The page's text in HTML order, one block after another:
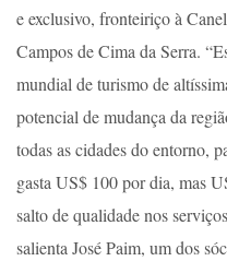
e exclusivo, fronteiriço à
Campos de Cima da Serra.
mundial de turismo de
potencial de mudança da
todas as cidades do entorno,
gasta US$ 100 por dia, mas
salto de qualidade nos
salienta José Paim, um dos